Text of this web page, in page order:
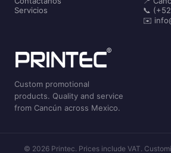
Servicios
📞
✉️
Custom promotional
products. Quality and service
from Cancún across Mexico.
© 2026 Printec. Prices include VAT.